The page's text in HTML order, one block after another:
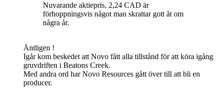
Nuvarande aktiepris, 2,24 CAD är
förhoppningsvis något man skrattar gott åt om
några år.
Äntligen !
Igår kom beskedet att Novo fått alla tillstånd för att köra igång
gruvdriften i Beatons Creek.
Med andra ord har Novo Resources gått över till att bli en
producer.